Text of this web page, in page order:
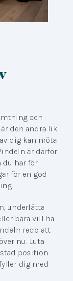
och
den andra lik
dig kan möta
är därför
du har för
för en god
underlätta
bara vill ha
redo att
nu. Luta
position
dig med